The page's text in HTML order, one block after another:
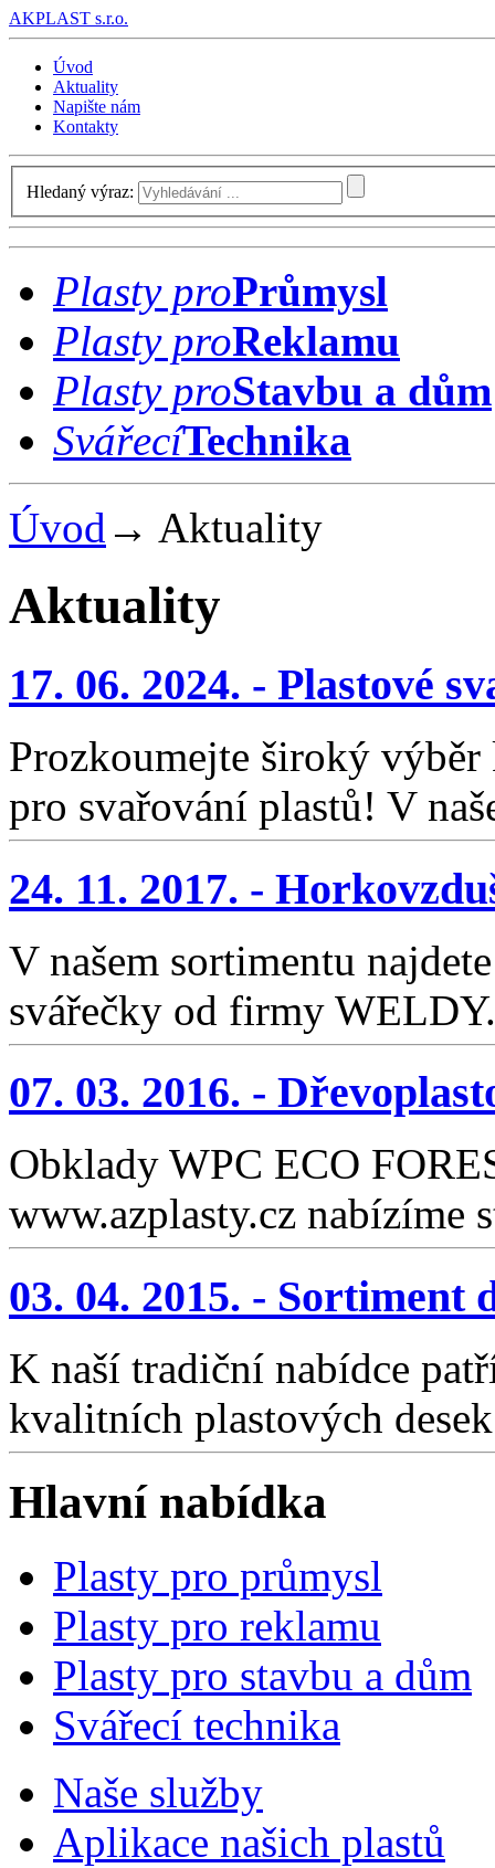
AKPLAST s.r.o.
Úvod
Aktuality
Napište nám
Kontakty
Hledaný výraz:
Plasty proPrůmysl
Plasty proReklamu
Plasty proStavbu a dům
SvářecíTechnika
Úvod → Aktuality
Aktuality
17. 06. 2024. - Plastové
Prozkoumejte široký
pro svařování plastů! V
24. 11. 2017. -
V našem sortimentu
svářečky od firmy
07. 03. 2016. -
Obklady WPC ECO
www.azplasty.cz nabízíme
03. 04. 2015. - Sortiment
K naší tradiční nabídce
kvalitních plastových
Hlavní nabídka
Plasty pro průmysl
Plasty pro reklamu
Plasty pro stavbu a dům
Svářecí technika
Naše služby
Aplikace našich plastů